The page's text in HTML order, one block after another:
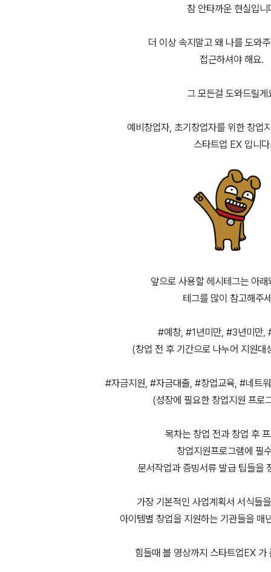
참 안타까운 현실입니
더 이상 속지말고 왜 나를 도와
접근하셔야 해요.
그 모든걸 도와드릴게
예비창업자, 초기창업자를 위한 창업
스타트업 EX 입니
앞으로 사용할 헤시테그는 아
테그를 많이 참고해주
#예창, #1년미만, #3년미만,
(창업 전 후 기간으로 나누어 지원대
#자금지원, #자금대출, #창업교육, #네트
(성장에 필요한 창업지원 프로
목차는 창업 전과 창업 후
창업지원프로그램에 필
문서작업과 증빙서류 발급 팁들을
가장 기본적인 사업계획서 서식들
아이템별 창업을 지원하는 기관들을 매
힘들때 볼 영상까지 스타트업EX 가